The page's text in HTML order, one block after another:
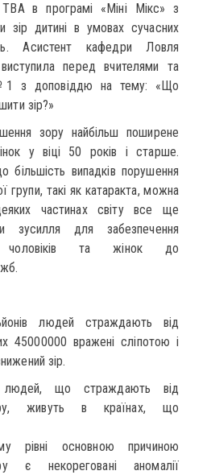
ТВА в програмі «Міні Мікс» з
зір дитині в умовах сучасних
Асистент кафедри Ловля
виступила перед вчителями та
з доповіддю на тему: «Що
зір?»
зору найбільш поширене
у віці 50 років і старше.
випадків порушення
групи, такі як катаракта, можна
частинах світу все ще
зусилля для забезпечення
чоловіків та жінок до
людей страждають від
45000000 вражені сліпотою і
зір.
людей, що страждають від
живуть в країнах, що
рівні основною причиною
є некореговані аномалії